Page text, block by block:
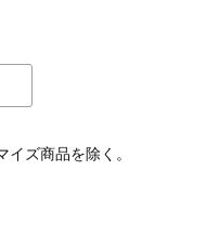
ズ商品を除く。